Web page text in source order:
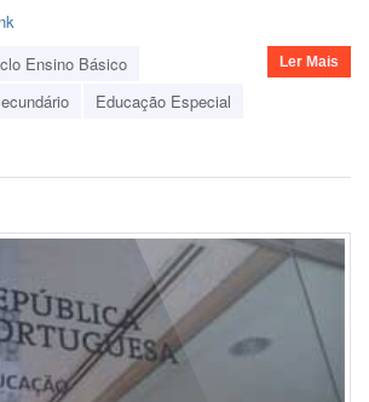
Ensino Básico
Educação Especial
Ler Mais